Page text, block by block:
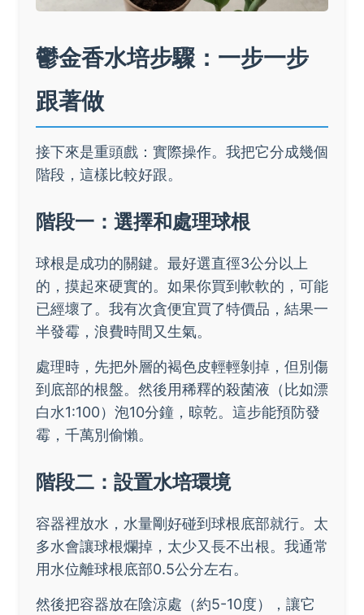
鬱金香水培步驟：一步一步
跟著做
接下來是重頭戲：實際操作。我把它分成幾個
階段，這樣比較好跟。
階段一：選擇和處理球根
球根是成功的關鍵。最好選直徑3公分以上
的，摸起來硬實的。如果你買到軟軟的，可能
已經壞了。我有次貪便宜買了特價品，結果一
半發霉，浪費時間又生氣。
處理時，先把外層的褐色皮輕輕剝掉，但別傷
到底部的根盤。然後用稀釋的殺菌液（比如漂
白水1:100）泡10分鐘，晾乾。這步能預防發
霉，千萬別偷懶。
階段二：設置水培環境
容器裡放水，水量剛好碰到球根底部就行。太
多水會讓球根爛掉，太少又長不出根。我通常
用水位離球根底部0.5公分左右。
然後把容器放在陰涼處（約5-10度），讓它